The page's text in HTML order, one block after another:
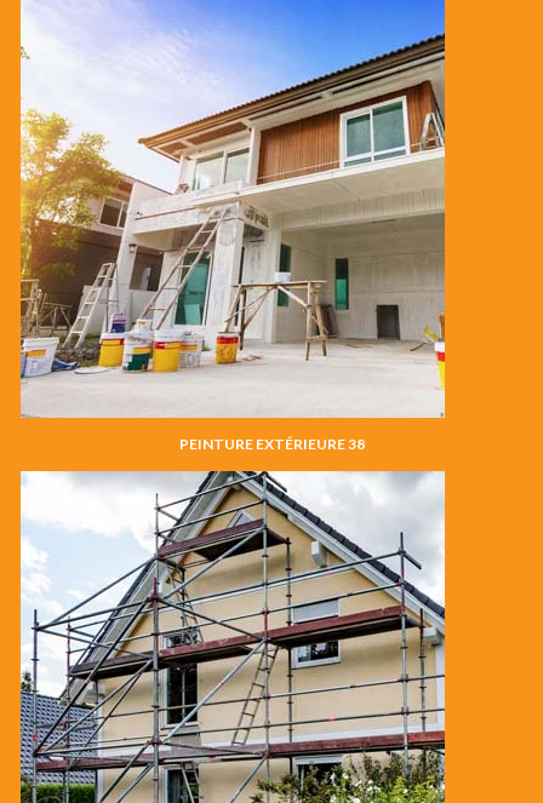
PEINTURE EXTÉRIEURE 38